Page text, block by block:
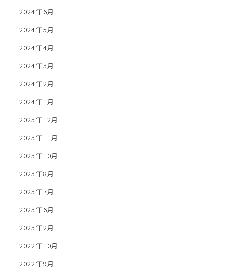
2024年6月
2024年5月
2024年4月
2024年3月
2024年2月
2024年1月
2023年12月
2023年11月
2023年10月
2023年8月
2023年7月
2023年6月
2023年2月
2022年10月
2022年9月